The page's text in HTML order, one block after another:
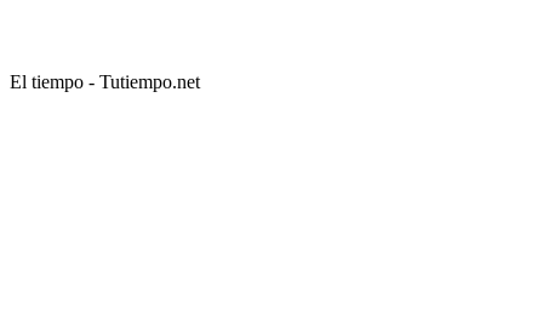
El tiempo - Tutiempo.net